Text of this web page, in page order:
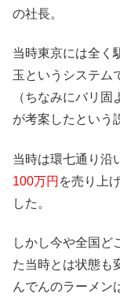
の社長。
当時東京には全く
玉というシステム
（ちなみにバリ
が考案したという
当時は環七通り沿
100万円 を売り上
した。
しかし今や全国ど
た当時とは状態も
んでんのラーメン